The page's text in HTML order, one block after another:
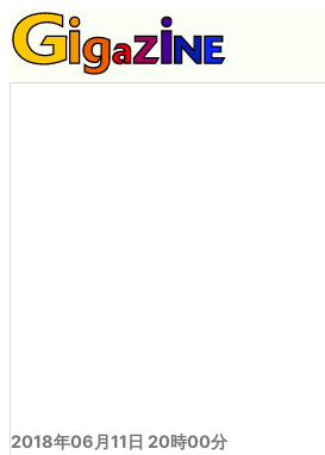
2018年06月11日 20時00分